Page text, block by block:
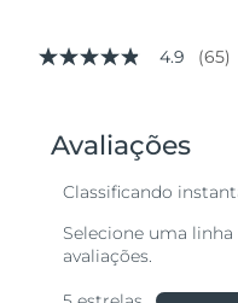
4.9
valor
médio
avaliação.
Reviews.
abre
4.9 (65)